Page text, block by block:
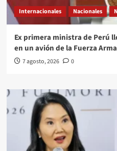
Internacionales Nacionales
Ex primera ministra de Perú
en un avión de la Fuerza
7 agosto, 2026 0